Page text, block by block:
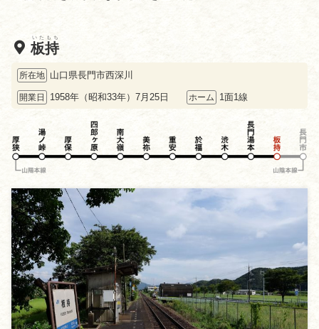
板持
いたもち
所在地 山口県長門市西深川
開業日 1958年（昭和33年）7月25日 ホーム 1面1線